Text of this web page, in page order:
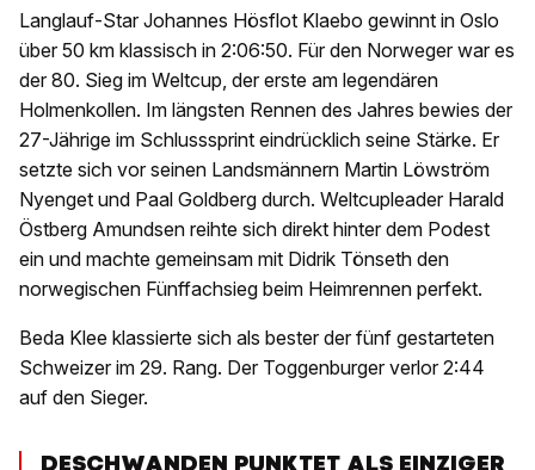
Langlauf-Star Johannes Hösflot Klaebo gewinnt in Oslo
über 50 km klassisch in 2:06:50. Für den Norweger war es
der 80. Sieg im Weltcup, der erste am legendären
Holmenkollen. Im längsten Rennen des Jahres bewies der
27-Jährige im Schlusssprint eindrücklich seine Stärke. Er
setzte sich vor seinen Landsmännern Martin Löwström
Nyenget und Paal Goldberg durch. Weltcupleader Harald
Östberg Amundsen reihte sich direkt hinter dem Podest
ein und machte gemeinsam mit Didrik Tönseth den
norwegischen Fünffachsieg beim Heimrennen perfekt.
Beda Klee klassierte sich als bester der fünf gestarteten
Schweizer im 29. Rang. Der Toggenburger verlor 2:44
auf den Sieger.
DESCHWANDEN PUNKTET ALS EINZIGER